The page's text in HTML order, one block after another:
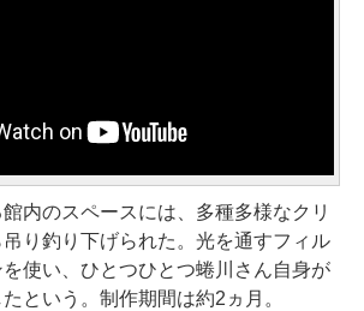
内のスペースには、多種多様なクリ
り釣り下げられた。光を通すフィル
使い、ひとつひとつ蜷川さん自身が
という。制作期間は約2ヵ月。